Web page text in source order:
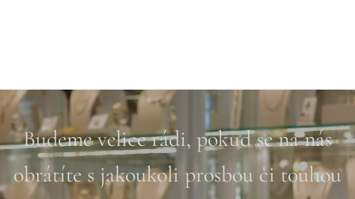
Budeme velice rádi, pokud se na nás
obrátíte s jakoukoli prosbou či touhou